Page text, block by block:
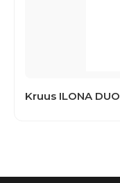
Kruus ILONA DUO